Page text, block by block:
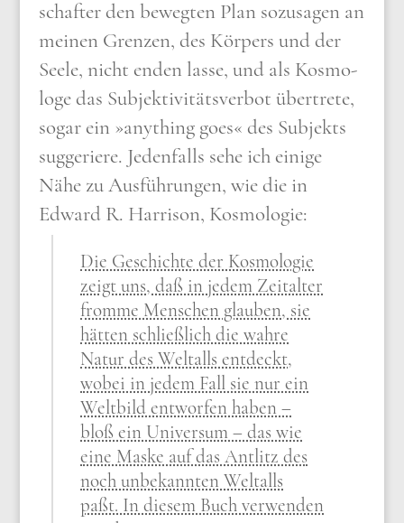
schaf­ter den beweg­ten Plan sozu­sa­gen an
mei­nen Gren­zen, des Kör­pers und der
See­le, nicht enden las­se, und als Kos­mo­
lo­ge das Sub­jek­ti­vi­täts­ver­bot über­tre­te,
sogar ein »anything goes« des Sub­jekts
sug­ge­rie­re. Jeden­falls sehe ich eini­ge
Nähe zu Aus­füh­run­gen, wie die in
Edward R. Har­ri­son, Kos­mo­lo­gie:
Die Geschich­te der Kos­mo­lo­gie
zeigt uns, daß in jedem Zeit­al­ter
from­me Men­schen glau­ben, sie
hät­ten schließ­lich die wah­re
Natur des Welt­alls ent­deckt,
wobei in jedem Fall sie nur ein
Welt­bild ent­wor­fen haben –
bloß ein Uni­ver­sum – das wie
eine Mas­ke auf das Ant­litz des
noch unbe­kann­ten Welt­alls
paßt. In die­sem Buch ver­wen­den